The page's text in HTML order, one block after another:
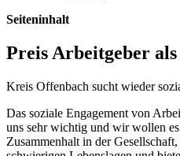
Seiteninhalt
Preis Arbeitgeber
Kreis Offenbach sucht wieder
Das soziale Engagement von
uns sehr wichtig und wir wollen
Zusammenhalt in der